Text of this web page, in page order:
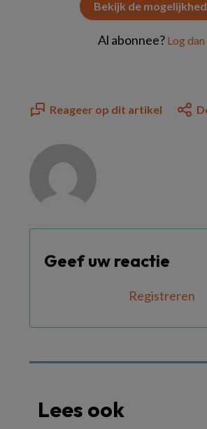
Bekijk de
Al abonnee? Log dan
Reageer op dit artikel
Geef uw reactie
Registreren
Lees ook